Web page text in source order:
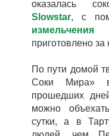
оказалась
Slowstar, с
измельчения
приготовлено за
По пути домой
Соки Мира»
прошедших
можно
сутки, а в